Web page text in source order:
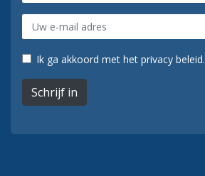
Ik ga akkoord met het privacy beleid.
Schrijf in